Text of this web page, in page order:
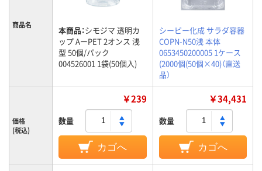
商品名 本商品：シモジマ 透明カ
ップ AーPET 2オンス 浅
型 50個/パック
004526001 1袋(50個入)
シーピー化成 サラダ容器
COPN-N50浅 本体
0653450200005 1ケース
(2000個(50個×40)（直送
品）
価格
(税込)
￥239
数量
カゴへ
￥34,431
数量
カゴへ